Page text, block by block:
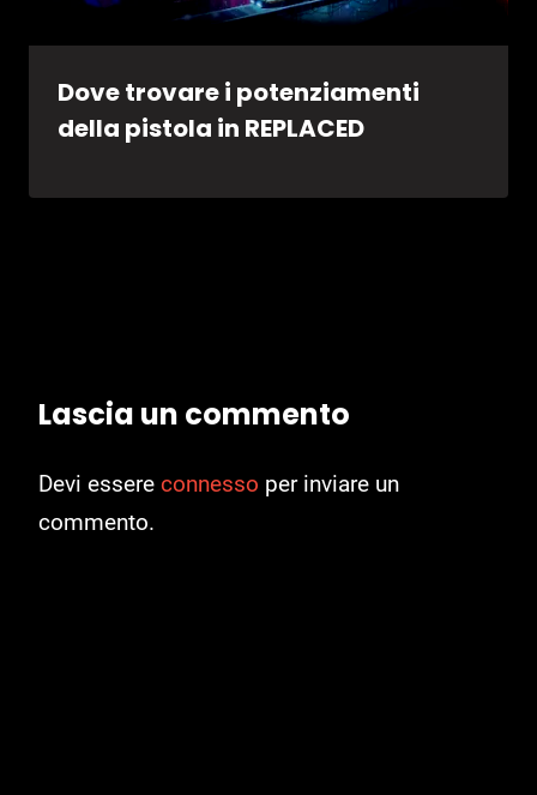
Dove trovare i potenziamenti
della pistola in REPLACED
Lascia un commento
Devi essere connesso per inviare un
commento.